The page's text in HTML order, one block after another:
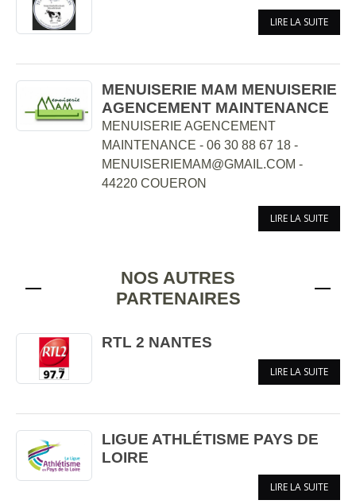
LIRE LA SUITE
MENUISERIE MAM MENUISERIE
AGENCEMENT MAINTENANCE
MENUISERIE AGENCEMENT
MAINTENANCE - 06 30 88 67 18 -
MENUISERIEMAM@GMAIL.COM -
44220 COUERON
LIRE LA SUITE
NOS AUTRES
PARTENAIRES
RTL 2 NANTES
LIRE LA SUITE
LIGUE ATHLÉTISME PAYS DE
LOIRE
LIRE LA SUITE